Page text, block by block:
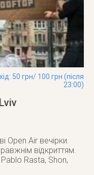
50 грн/ 100 грн (після
23:00)
Open Air вечірки.
відкриттям.
Rasta, Shon,